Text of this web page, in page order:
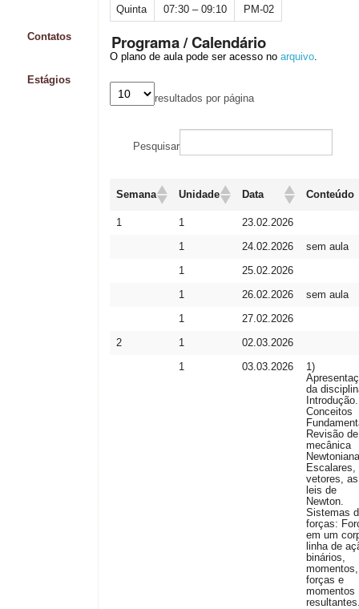
Contatos
Estágios
Quinta 07:30 – 09:10 PM-02
Programa / Calendário
O plano de aula pode ser acesso no arquivo.
resultados por página
Pesquisar
Semana Unidade Data Conteúdo
1 1 23.02.2026
1 24.02.2026 sem aula
1 25.02.2026
1 26.02.2026 sem aula
1 27.02.2026
2 1 02.03.2026
1 03.03.2026
1)
da
Introdução.
Conceitos
Revisão de
mecânica
Escalares,
vetores,
leis de
Newton.
Sistemas
forças:
em um
linha de
binários,
momentos,
forças e
momentos